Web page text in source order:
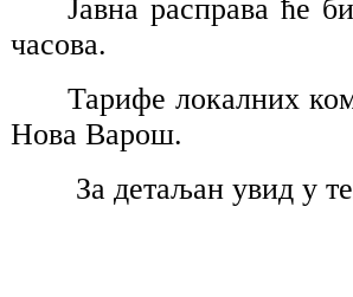
Јавна расправа ће
часова.
Тарифе локалних
Нова Варош.
За детаљан увид у